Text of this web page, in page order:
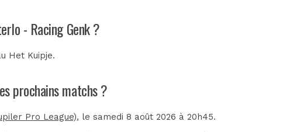
- Racing Genk ?
Het Kuipje.
prochains matchs ?
Pro League), le samedi 8 août 2026 à 20h45.